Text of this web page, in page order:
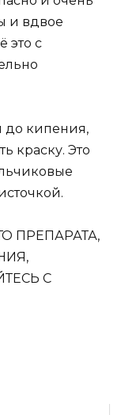
и вдвое
это с
до кипения,
краску. Это
ПРЕПАРАТА,
С